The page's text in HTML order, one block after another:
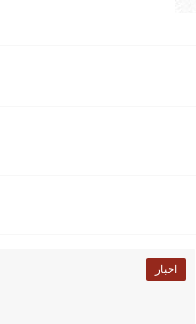
اخبار